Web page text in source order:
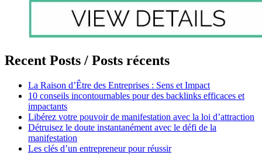
Recent Posts / Posts récents
La Raison d’Être des Entreprises : Sens et Impact
10 conseils incontournables pour des backlinks efficaces et
impactants
Libérez votre pouvoir de manifestation avec la loi d’attraction
Détruisez le doute instantanément avec le défi de la
manifestation
Les clés d’un entrepreneur pour réussir